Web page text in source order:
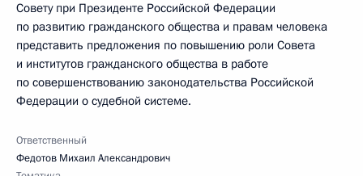
Совету при Президенте Российской Федерации
по развитию гражданского общества и правам человека
представить предложения по повышению роли Совета
и институтов гражданского общества в работе
по совершенствованию законодательства Российской
Федерации о судебной системе.
Ответственный
Федотов Михаил Александрович